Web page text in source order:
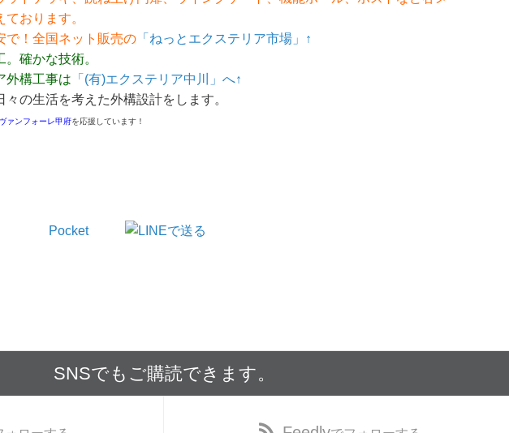
おります。
で！全国ネット販売の 「ねっとエクステリア市場」↑
確かな技術。
外構工事は 「(有)エクステリア中川」へ↑
の生活を考えた外構設計をします。
ヴァンフォーレ甲府を応援しています！
Pocket
SNSでもご購読できます。